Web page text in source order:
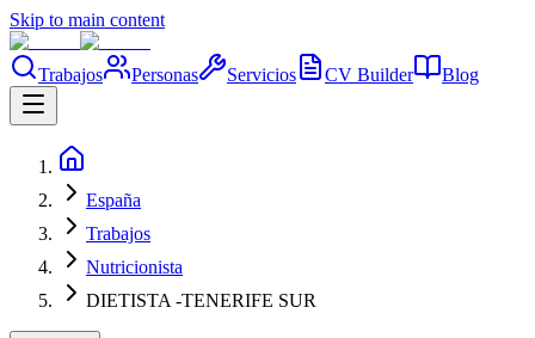
Skip to main content
Trabajos Personas Servicios CV Builder Blog
España
Trabajos
Nutricionista
DIETISTA -TENERIFE SUR